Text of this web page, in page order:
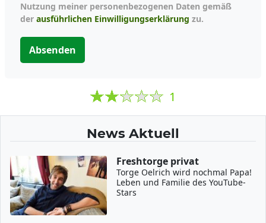
Nutzung meiner personenbezogenen Daten gemäß
der ausführlichen Einwilligungserklärung zu.
Absenden
1
News Aktuell
Freshtorge privat
Torge Oelrich wird nochmal Papa!
Leben und Familie des YouTube-
Stars